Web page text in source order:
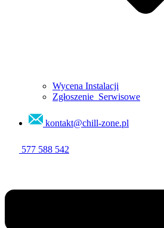
Wycena Instalacji
Zgłoszenie Serwisowe
kontakt@chill-zone.pl
577 588 542